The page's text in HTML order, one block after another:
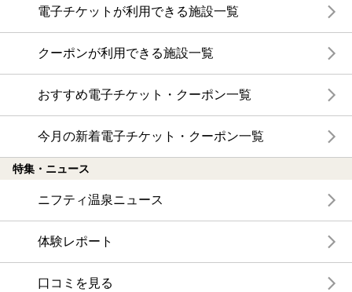
電子チケットが利用できる施設一覧
クーポンが利用できる施設一覧
おすすめ電子チケット・クーポン一覧
今月の新着電子チケット・クーポン一覧
特集・ニュース
ニフティ温泉ニュース
体験レポート
口コミを見る